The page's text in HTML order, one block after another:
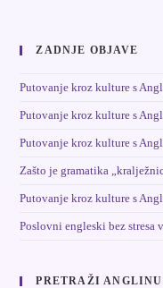
ZADNJE OBJAVE
Putovanje kroz kulture s
Putovanje kroz kulture s
Putovanje kroz kulture s
Zašto je gramatika
Putovanje kroz kulture s
Poslovni engleski bez stresa
PRETRAŽI